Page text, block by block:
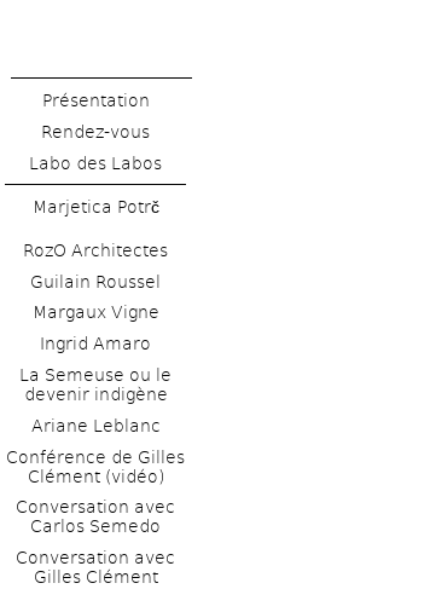
Présentation
Rendez-vous
Labo des Labos
Marjetica Potrč
RozO Architectes
Guilain Roussel
Margaux Vigne
Ingrid Amaro
La Semeuse ou le
devenir indigène
Ariane Leblanc
Conférence de Gilles
Clément (vidéo)
Conversation avec
Carlos Semedo
Conversation avec
Gilles Clément